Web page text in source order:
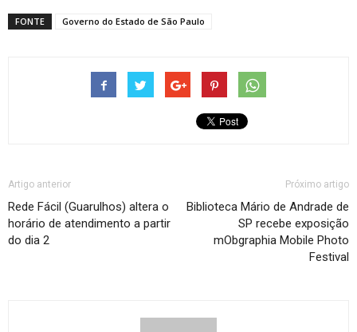
FONTE Governo do Estado de São Paulo
Artigo anterior
Rede Fácil (Guarulhos) altera o
horário de atendimento a partir
do dia 2
Próximo artigo
Biblioteca Mário de Andrade de
SP recebe exposição
mObgraphia Mobile Photo
Festival